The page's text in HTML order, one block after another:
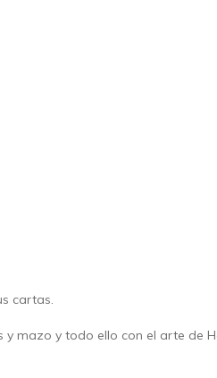
cartas.
mazo y todo ello con el arte de